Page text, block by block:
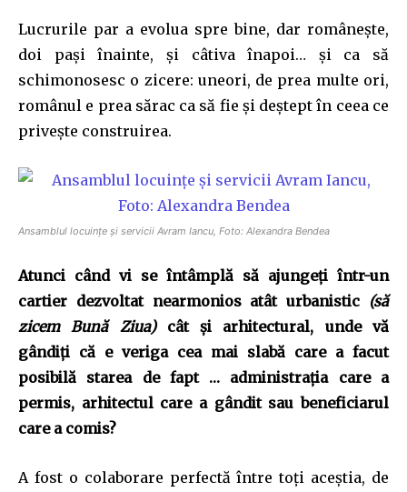
Lucrurile par a evolua spre bine, dar românește,
doi pași înainte, și câtiva înapoi… și ca să
schimonosesc o zicere: uneori, de prea multe ori,
românul e prea sărac ca să fie și deștept în ceea ce
privește construirea.
Ansamblul locuințe și servicii Avram Iancu, Foto: Alexandra Bendea
Atunci când vi se întâmplă să ajungeţi într-un
cartier dezvoltat nearmonios atât urbanistic (să
zicem Bună Ziua)cât şi arhitectural, unde vă
gândiţi că e veriga cea mai slabă care a facut
posibilă starea de fapt … administraţia care a
permis, arhitectul care a gândit sau beneficiarul
care a comis?
A fost o colaborare perfectă între toți aceștia, de